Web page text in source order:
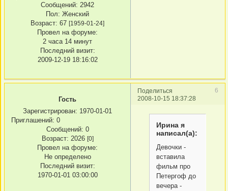
Сообщений: 2942
Пол: Женский
Возраст: 67 [1959-01-24]
Провел на форуме:
2 часа 14 минут
Последний визит:
2009-12-19 18:16:02
Поделиться
6
2008-10-15 18:37:28
Гость
Зарегистрирован: 1970-01-01
Приглашений: 0
Сообщений: 0
Возраст: 2026 [0]
Провел на форуме:
Не определено
Последний визит:
1970-01-01 03:00:00
Ирина я
написал(а):
Девочки -
вставила
фильм про
Петергоф до
вечера -